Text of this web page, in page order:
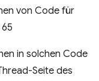
von Code für
in solchen Code
Seite des